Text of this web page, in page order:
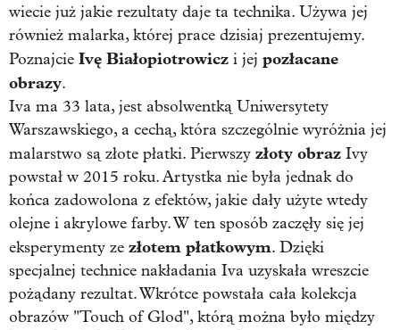
wiecie już jakie rezultaty daje ta technika. Używa jej
również malarka, której prace dzisiaj prezentujemy.
Poznajcie Ivę Białopiotrowicz i jej pozłacane
obrazy.
Iva ma 33 lata, jest absolwentką Uniwersytety
Warszawskiego, a cechą, która szczególnie wyróżnia jej
malarstwo są złote płatki. Pierwszy złoty obraz Ivy
powstał w 2015 roku. Artystka nie była jednak do
końca zadowolona z efektów, jakie dały użyte wtedy
olejne i akrylowe farby. W ten sposób zaczęły się jej
eksperymenty ze złotem płatkowym. Dzięki
specjalnej technice nakładania Iva uzyskała wreszcie
pożądany rezultat. Wkrótce powstała cała kolekcja
obrazów "Touch of Glod", którą można było między